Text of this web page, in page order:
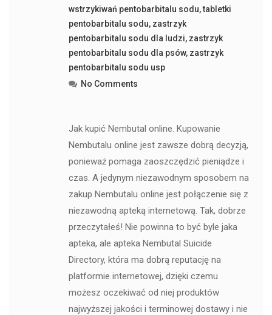
wstrzykiwań pentobarbitalu sodu,tabletki
pentobarbitalu sodu, zastrzyk
pentobarbitalu sodu dla ludzi, zastrzyk
pentobarbitalu sodu dla psów, zastrzyk
pentobarbitalu sodu usp
No Comments
Jak kupić Nembutal online. Kupowanie
Nembutalu online jest zawsze dobrą decyzją,
ponieważ pomaga zaoszczędzić pieniądze i
czas. A jedynym niezawodnym sposobem na
zakup Nembutalu online jest połączenie się z
niezawodną apteką internetową. Tak, dobrze
przeczytałeś! Nie powinna to być byle jaka
apteka, ale apteka Nembutal Suicide
Directory, która ma dobrą reputację na
platformie internetowej, dzięki czemu
możesz oczekiwać od niej produktów
najwyższej jakości i terminowej dostawy i nie